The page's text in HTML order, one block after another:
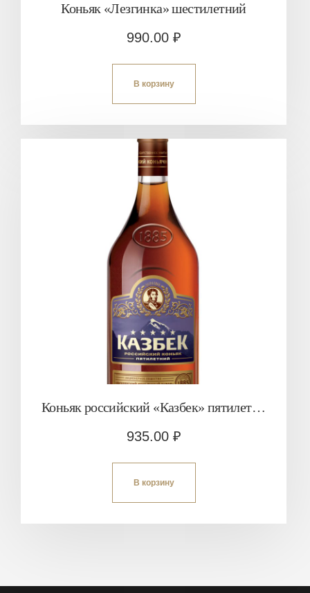
Коньяк «Лезгинка» шестилетний
990.00 ₽
В корзину
Коньяк российский «Казбек» пятилетний
935.00 ₽
В корзину